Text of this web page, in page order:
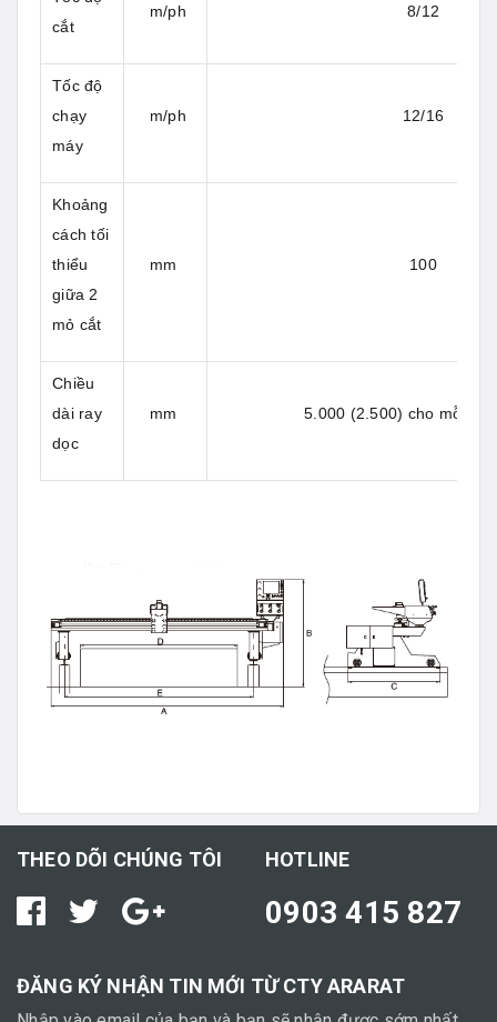
cắt
m/ph 8/12
Tốc độ
chạy
máy
m/ph 12/16
Khoảng
cách tối
thiểu
giữa 2
mỏ cắt
mm 100
Chiều
dài ray
dọc
mm 5.000 (2.500) cho mỗi
THEO DÕI CHÚNG TÔI HOTLINE
0903 415 827
ĐĂNG KÝ NHẬN TIN MỚI TỪ CTY ARARAT